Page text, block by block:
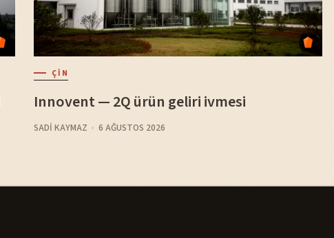
ÇIN
Innovent — 2Q ürün geliri ivmesi
SADI KAYMAZ 6 AĞUSTOS 2026